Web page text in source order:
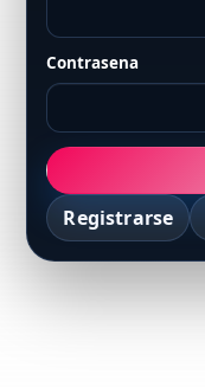
Contrasena
Registrarse